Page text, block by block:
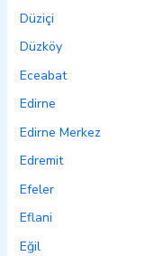
Düziçi
Düzköy
Eceabat
Edirne
Edirne Merkez
Edremit
Efeler
Eflani
Eğil